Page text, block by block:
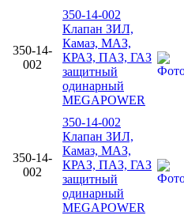
350-14-
002
350-14-002
Клапан ЗИЛ,
Камаз, МАЗ,
КРАЗ, ПАЗ, ГАЗ
защитный
одинарный
MEGAPOWER
350-14-
002
350-14-002
Клапан ЗИЛ,
Камаз, МАЗ,
КРАЗ, ПАЗ, ГАЗ
защитный
одинарный
MEGAPOWER